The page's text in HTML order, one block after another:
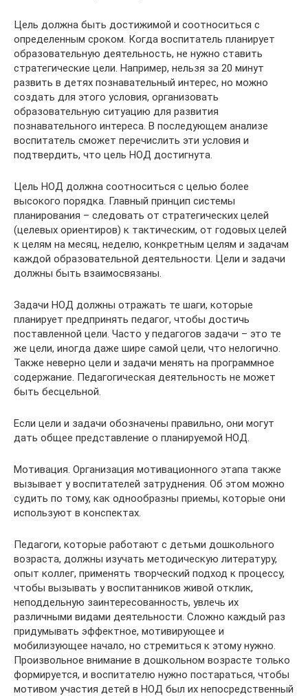
Цель должна быть достижимой и соотноситься с
определенным сроком. Когда воспитатель планирует
образовательную деятельность, не нужно ставить
стратегические цели. Например, нельзя за 20 минут
развить в детях познавательный интерес, но можно
создать для этого условия, организовать
образовательную ситуацию для развития
познавательного интереса. В последующем анализе
воспитатель сможет перечислить эти условия и
подтвердить, что цель НОД достигнута.
Цель НОД должна соотноситься с целью более
высокого порядка. Главный принцип системы
планирования – следовать от стратегических целей
(целевых ориентиров) к тактическим, от годовых целей
к целям на месяц, неделю, конкретным целям и задачам
каждой образовательной деятельности. Цели и задачи
должны быть взаимосвязаны.
Задачи НОД должны отражать те шаги, которые
планирует предпринять педагог, чтобы достичь
поставленной цели. Часто у педагогов задачи – это те
же цели, иногда даже шире самой цели, что нелогично.
Также неверно цели и задачи менять на программное
содержание. Педагогическая деятельность не может
быть бесцельной.
Если цели и задачи обозначены правильно, они могут
дать общее представление о планируемой НОД.
Мотивация. Организация мотивационного этапа также
вызывает у воспитателей затруднения. Об этом можно
судить по тому, как однообразны приемы, которые они
используют в конспектах.
Педагоги, которые работают с детьми дошкольного
возраста, должны изучать методическую литературу,
опыт коллег, применять творческий подход к процессу,
чтобы вызывать у воспитанников живой отклик,
неподдельную заинтересованность, увлечь их
различными видами деятельности. Сложно каждый раз
придумывать эффектное, мотивирующее и
мобилизующее начало, но стремиться к этому нужно.
Произвольное внимание в дошкольном возрасте только
формируется, и воспитателю нужно постараться, чтобы
мотивом участия детей в НОД был их непосредственный